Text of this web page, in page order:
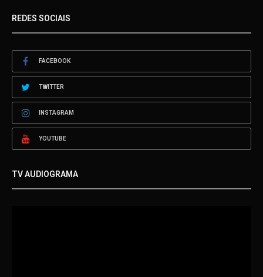
REDES SOCIAIS
FACEBOOK
TWITTER
INSTAGRAM
YOUTUBE
TV AUDIOGRAMA